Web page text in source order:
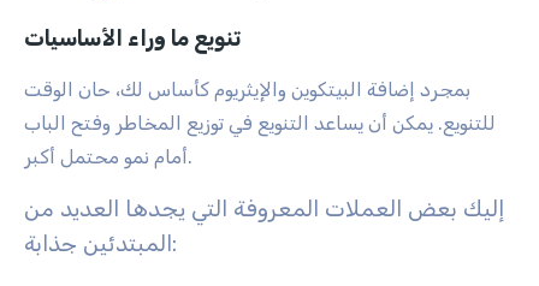
تنويع ما وراء الأساسيات
بمجرد إضافة البيتكوين والإيثريوم كأساس لك، حان الوقت
للتنويع. يمكن أن يساعد التنويع في توزيع المخاطر وفتح الباب
أمام نمو محتمل أكبر.
إليك بعض العملات المعروفة التي يجدها العديد من
المبتدئين جذابة: